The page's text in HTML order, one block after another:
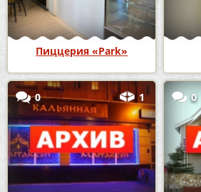
Пиццерия «Park»
0 1 0